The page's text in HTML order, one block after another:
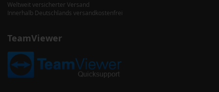
Weltweit versicherter Versand
Innerhalb Deutschlands versandkostenfrei
TeamViewer